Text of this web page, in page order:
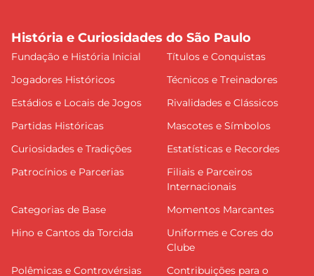
História e Curiosidades do São Paulo
Fundação e História Inicial
Títulos e Conquistas
Jogadores Históricos
Técnicos e Treinadores
Estádios e Locais de Jogos
Rivalidades e Clássicos
Partidas Históricas
Mascotes e Símbolos
Curiosidades e Tradições
Estatísticas e Recordes
Patrocínios e Parcerias
Filiais e Parceiros
Internacionais
Categorias de Base
Momentos Marcantes
Hino e Cantos da Torcida
Uniformes e Cores do
Clube
Polêmicas e Controvérsias
Contribuições para o